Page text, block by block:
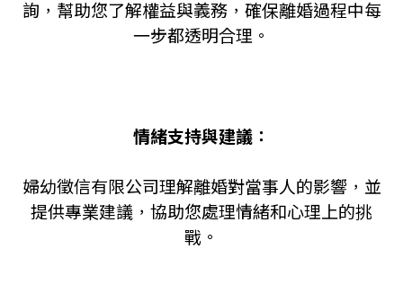
詢，幫助您了解權益與義務，確保離婚過程中每
一步都透明合理。
情緒支持與建議：
婦幼徵信有限公司理解離婚對當事人的影響，並
提供專業建議，協助您處理情緒和心理上的挑
戰。